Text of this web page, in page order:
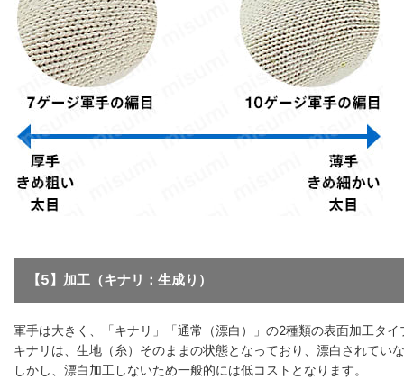
【5】加工（キナリ：生成り）
軍手は大きく、「キナリ」「通常（漂白）」の2種類の表面加工タイ
キナリは、生地（糸）そのままの状態となっており、漂白されてい
しかし、漂白加工しないため一般的には低コストとなります。